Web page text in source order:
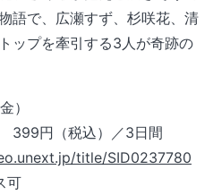
語で、広瀬すず、杉咲花、清
ップを牽引する3人が奇跡の
）
399円（税込）／3日間
title/SID0237780
可